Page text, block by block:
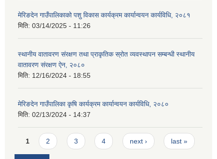
मेरिङदेन गाउँपालिकाको पशु विकास कार्यक्रम कार्यान्वयन कार्यविधि, २०८१
मिति: 03/14/2025 - 11:26
स्थानीय वातावरण संरक्षण तथा प्राकृतिक स्रोत व्यवस्थापन सम्बन्धी स्थानीय
वातावरण संरक्षण ऐन, २०८०
मिति: 12/16/2024 - 18:55
मेरिङदेन गाउँपालिका कृषि कार्यक्रम कार्यान्वयन कार्यविधि, २०८०
मिति: 02/13/2024 - 14:37
Pages
1 2 3 4 next › last »